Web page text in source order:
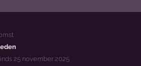
25 november 2025